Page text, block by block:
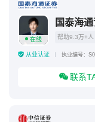
在线
国泰海
帮助9.3万+人
从业认证 执业编号：
联系